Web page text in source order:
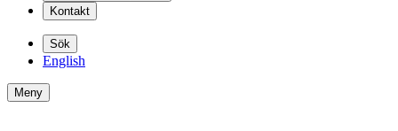
Kontakt
Sök
English
Meny